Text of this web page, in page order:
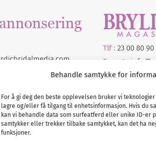
Behandle samtykke for
For å gi deg den beste opplevelsen bruker vi
lagre og/eller få tilgang til enhetsinformasjon. Hvis du
kan vi behandle data som surfeatferd eller unike ID-er
samtykker eller trekker tilbake samtykket, kan det ha
funksjoner.
.com
Tlf : 23 00 80 90
E-post : info@
VAT: